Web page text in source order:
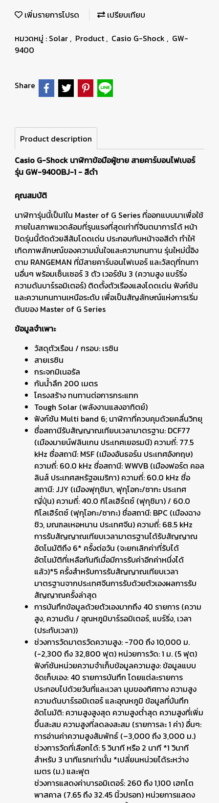
เพิ่มรายการโปรด
เปรียบเทียบ
หมวดหมู่ : Solar , Product , Casio G-Shock , GW-
9400
Share
Product description
Casio G-Shock นาฬิกาข้อมือผู้ชาย สายคาร์บอนไฟเบอร์
รุ่น GW-9400BJ-1 - สีดำ
คุณสมบัติ
นาฬิการุ่นนี้เป็น1ใน Master of G Series ที่ออกแบบมาเพื่อใช้
ภายในสภาพแวดล้อมที่รุนแรงที่สุดเท่าที่จินตนาการได้ หน้า
ปัดรุ่นนี้ตัดด้วยสีส้มโดดเด่น ประกอบกับหน้าจอสีดำ ทำให้
เกิดภาพลักษณ์ของความมั่นใจและความทนทาน รุ่นใหม่นี้อิง
ตาม RANGEMAN ที่มีสายคาร์บอนไฟเบอร์ และวัสดุที่ทนทา
นอื่นๆ พร้อมเซ็นเซอร์ 3 ตัว เวอร์ชัน 3 (ความสูง แบร์ริ่ง
ความดันบาร์รอมิเตอร์) ติดตั้งตัวเรืองแสงโดดเด่น ฟังก์ชัน
และความทนทานเหนือระดับ เพื่อเป็นสัญลักษณ์แห่งการเริ่ม
ต้นของ Master of G Series
ข้อมูลจำเพาะ
วัสดุตัวเรือน / กรอบ: เรซิน
สายเรซิน
กระจกมิเนอรัล
กันน้ำลึก 200 เมตร
โครงสร้าง ทนทานต่อการกระแทก
Tough Solar (พลังงานแสงอาทิตย์)
ฟังก์ชัน Multi band 6; นาฬิกาที่ควบคุมด้วยคลื่นวิทยุ
ชื่อสถานีรับสัญญาณเทียบเวลามาตรฐาน: DCF77
(เมืองมายน์ฟลินเกน ประเทศเยอรมนี) ความถี่: 77.5
kHz ชื่อสถานี: MSF (เมืองอันธอร์น ประเทศอังกฤษ)
ความถี่: 60.0 kHz ชื่อสถานี: WWVB (เมืองฟอร์ต คอล
ลินส์ ประเทศสหรัฐอเมริกา) ความถี่: 60.0 kHz ชื่อ
สถานี: JJY (เมืองฟุกุชิมา, ฟุกุโอกะ/ซากะ ประเทศ
ญี่ปุ่น) ความถี่: 40.0 กิโลเฮิร์ตซ์ (ฟุกุชิมา) / 60.0
กิโลเฮิร์ตซ์ (ฟุกุโอกะ/ซากะ) ชื่อสถานี: BPC (เมืองฉาง
ชิว, มณฑลเหอหนาน ประเทศจีน) ความถี่: 68.5 kHz
การรับสัญญาณเทียบเวลามาตรฐานได้รับสัญญาณ
อัตโนมัติถึง 6* ครั้งต่อวัน (จะยกเลิกค่าที่รับได้
อัตโนมัติที่เหลือทันทีเมื่อมีการรับค่าอีกค่าหนึ่งได้
แล้ว)*5 ครั้งสำหรับการรับสัญญาณเทียบเวลา
มาตรฐานจากประเทศจีนการรับด้วยตัวเองผลการรับ
สัญญาณครั้งล่าสุด
การบันทึกข้อมูลด้วยตัวเองมากถึง 40 รายการ (ความ
สูง, ความดัน / อุณหภูมิบาร์รอมิเตอร์, แบร์ริ่ง, เวลา
(ประทับเวลา))
ช่วงการวัดมาตรวัดความสูง: -700 ถึง 10,000 ม.
(-2,300 ถึง 32,800 ฟุต) หน่วยการวัด: 1 ม. (5 ฟุต)
ฟังก์ชันหน่วยความจำเก็บข้อมูลความสูง: ข้อมูลแบบ
จัดเก็บเอง: 40 รายการบันทึก โดยแต่ละรายการ
ประกอบไปด้วยวันที่และเวลา มุมของทิศทาง ความสูง
ความดันบาร์รอมิเตอร์ และอุณหภูมิ ข้อมูลที่บันทึก
อัตโนมัติ: ความสูงสูงสุด ความสูงต่ำสุด ความสูงที่เพิ่ม
ขึ้นสะสม ความสูงที่ลดลงสะสม (รายการละ 1 ค่า) อื่นๆ:
การอ่านค่าความสูงสัมพัทธ์ (–3,000 ถึง 3,000 ม.)
ช่วงการวัดที่เลือกได้: 5 วินาที หรือ 2 นาที *1 วินาที
สำหรับ 3 นาทีแรกเท่านั้น *เปลี่ยนหน่วยได้ระหว่าง
เมตร (ม.) และฟุต
ช่วงการแสดงค่าบารอมิเตอร์: 260 ถึง 1,100 เฮกโต
พาสคาล (7.65 ถึง 32.45 นิ้วปรอท) หน่วยการแสดง